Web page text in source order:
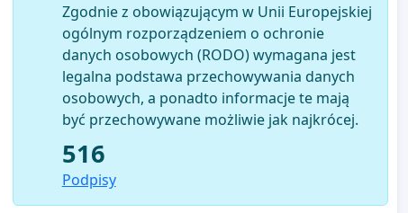
Zgodnie z obowiązującym w Unii Europejskiej
ogólnym rozporządzeniem o ochronie
danych osobowych (RODO) wymagana jest
legalna podstawa przechowywania danych
osobowych, a ponadto informacje te mają
być przechowywane możliwie jak najkrócej.
516
Podpisy